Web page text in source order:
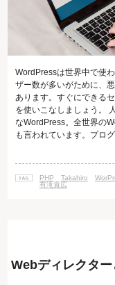
WordPressは世界中で使
ザー数が多いがために、
あります。すぐにできる
を使いこなしましょう。
なWordPress。全世界の
も言われています。プロ
するということは、逆に
ク（総当たり攻撃）と呼
PHP Takahiro
有滝貴広
Webディレクタ